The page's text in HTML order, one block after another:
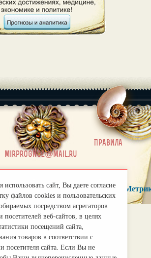
|
Правила
mirprognoz@mail.ru
использовать сайт, Вы даете согласие
файлов cookies и пользовательских
посредством агрегаторов
посетителей веб-сайтов, в целях
посещений сайта,
товаров в соответствии с
посетителя сайта. Если Вы не